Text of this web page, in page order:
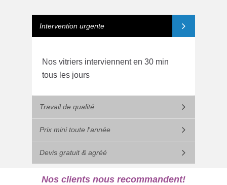
Intervention urgente
Nos vitriers interviennent en 30 min
tous les jours
Travail de qualité
Prix mini toute l'année
Devis gratuit & agréé
Nos clients nous recommandent!